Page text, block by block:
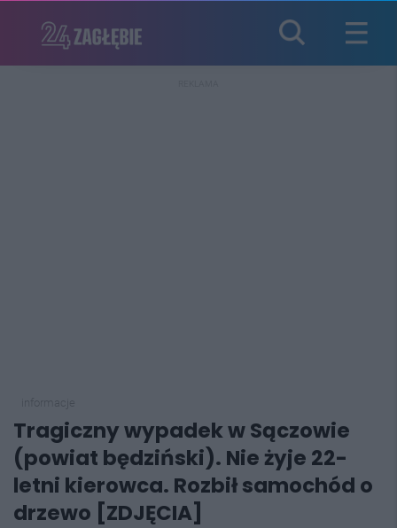
Tragiczny wypadek w Sączowie
(powiat będziński). Nie żyje 22-
letni kierowca. Rozbił samochód o
drzewo [ZDJĘCIA]